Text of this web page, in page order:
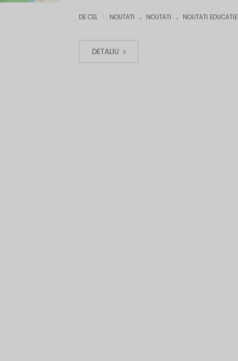
DE CEL NOUTATI . NOUTATI . NOUTATI EDUCATIE
DETALIU